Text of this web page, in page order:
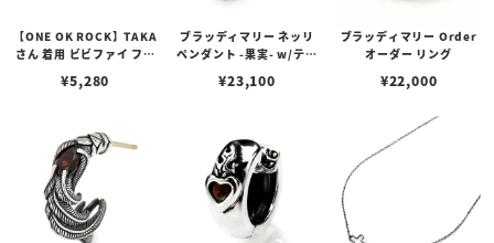
【ONE OK ROCK】TAKA
さん 着用 ビビファイ フー
¥5,280
ブラッディマリー ネッリ
ペンダント -果実- w/ティ
¥23,100
ブラッディマリー Order
オーダー リング
¥22,000